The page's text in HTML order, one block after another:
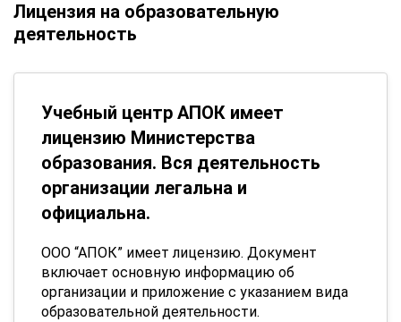
Лицензия на образовательную
деятельность
Учебный центр АПОК имеет
лицензию Министерства
образования. Вся деятельность
организации легальна и
официальна.
ООО “АПОК” имеет лицензию. Документ
включает основную информацию об
организации и приложение с указанием вида
образовательной деятельности.